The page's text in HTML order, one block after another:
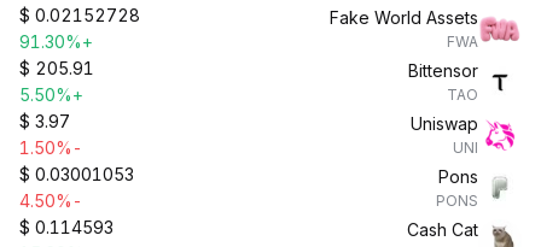
Fake World Assets
FWA
$ 0.02152728
+91.30%
Bittensor
TAO
$ 205.91
+5.50%
Uniswap
UNI
$ 3.97
-1.50%
Pons
PONS
$ 0.03001053
-4.50%
Cash Cat
$ 0.114593